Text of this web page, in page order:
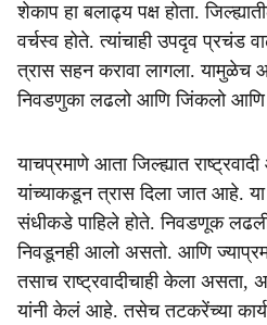
शेकाप हा बलाढ्य पक्ष होता.
वर्चस्व होते. त्यांचाही उपदृव प्रचंड
त्रास सहन करावा लागला. यामुळेच
निवडणुका लढलो आणि जिंकलो आणि
याचप्रमाणे आता जिल्ह्यात
यांच्याकडून त्रास दिला जात आहे. या
संधीकडे पाहिले होते. निवडणूक
निवडूनही आलो असतो. आणि
तसाच राष्ट्रवादीचाही केला
यांनी केलं आहे. तसेच तटकरेंच्या